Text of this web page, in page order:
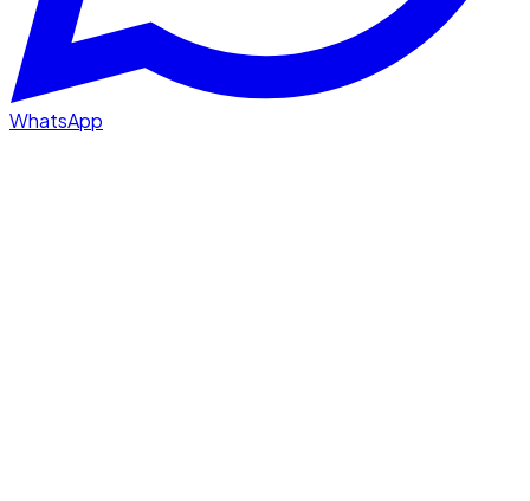
WhatsApp